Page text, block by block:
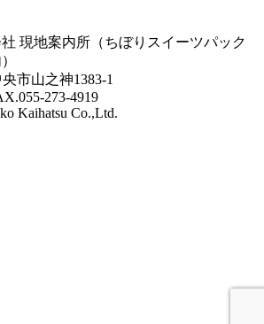
現地案内所（ちぼりスイーツパック
市山之神1383-1
273-4919
Kaihatsu Co.,Ltd.